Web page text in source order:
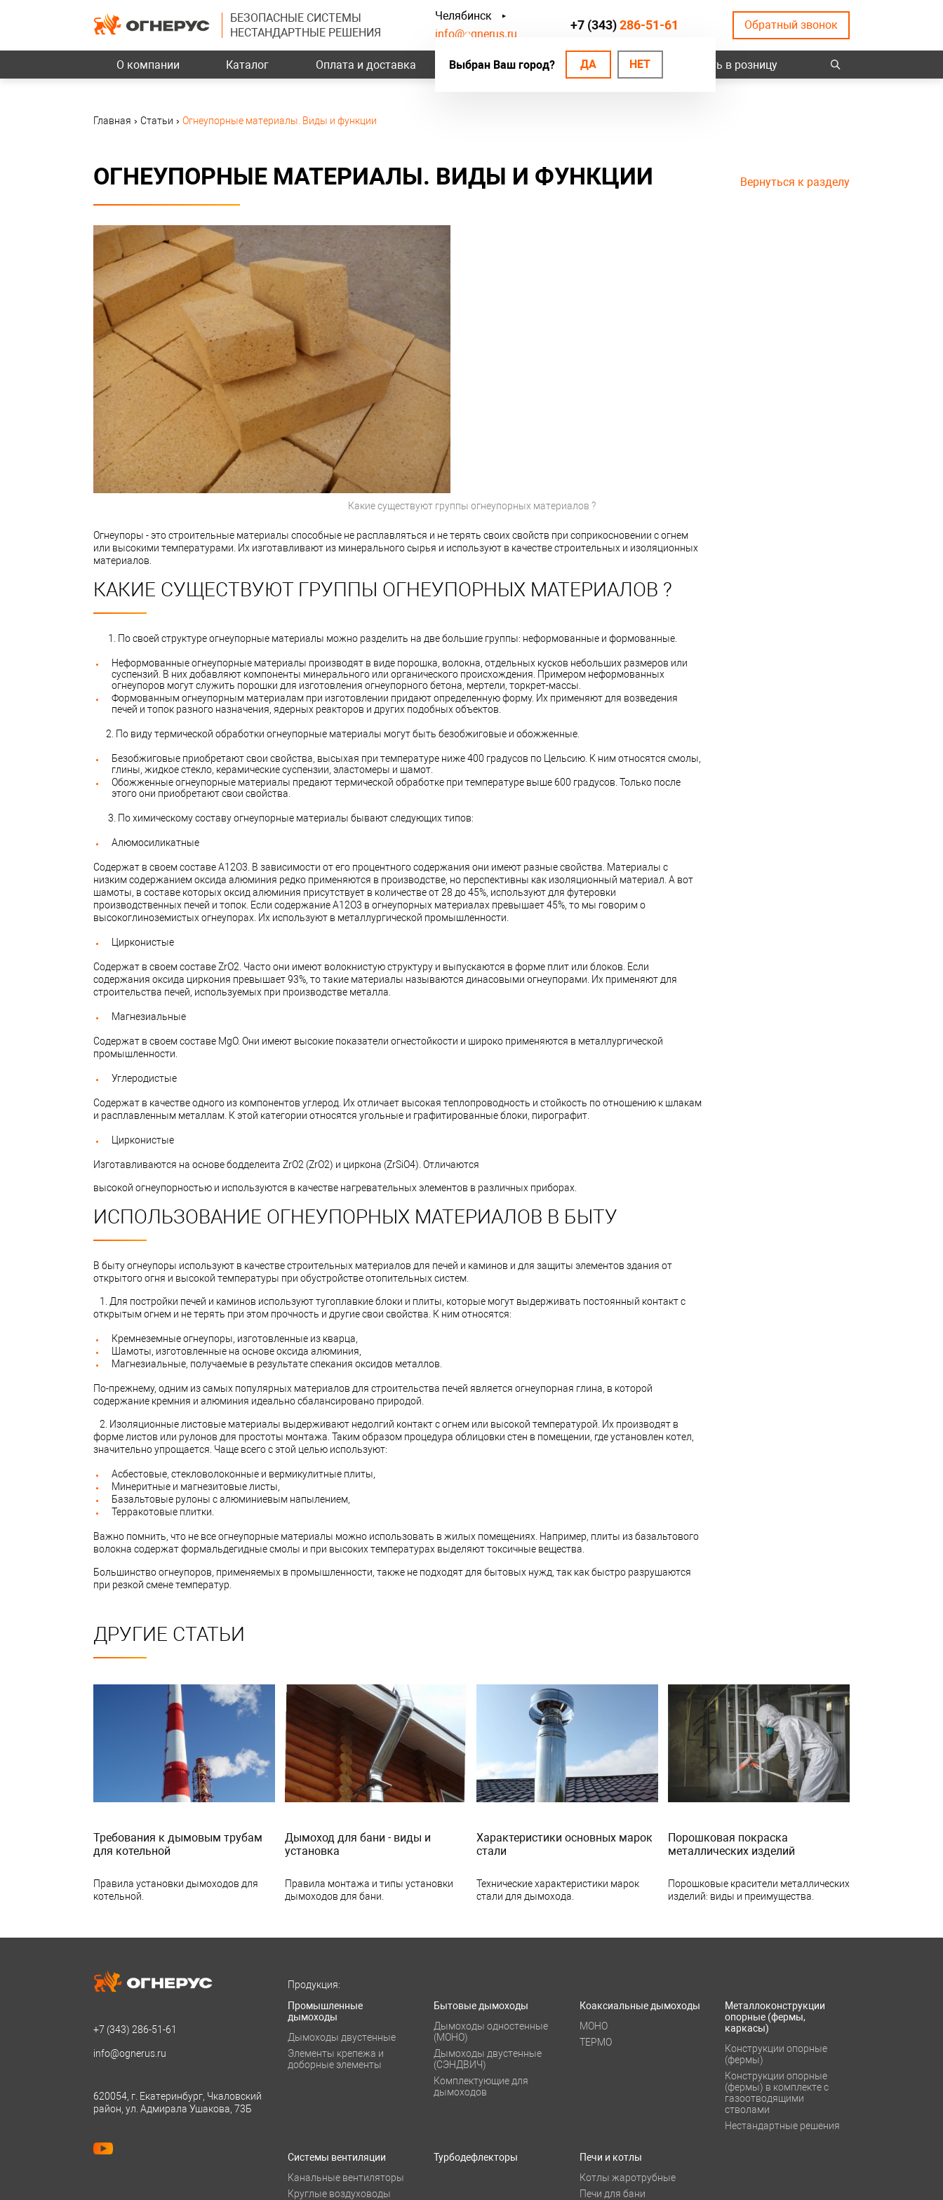
БЕЗОПАСНЫЕ СИСТЕМЫ
НЕСТАНДАРТНЫЕ РЕШЕНИЯ
Челябинск
Выбран Ваш город? ДА НЕТ
info@ognerus.ru
+7 (343)286-51-61 Обратный звонок
О компании Каталог Оплата и доставка Наши объекты Контакты Купить в розницу
Главная › Статьи › Огнеупорные материалы. Виды и функции
Вернуться к разделу
ОГНЕУПОРНЫЕ МАТЕРИАЛЫ. ВИДЫ И ФУНКЦИИ
Огнеупоры - это строительные материалы способные не расплавляться и не терять своих свойств при соприкосновении с огнем
или высокими температурами. Их изготавливают из минерального сырья и используют в качестве строительных и изоляционных
материалов.
КАКИЕ СУЩЕСТВУЮТ ГРУППЫ ОГНЕУПОРНЫХ МАТЕРИАЛОВ ?
1. По своей структуре огнеупорные материалы можно разделить на две большие группы: неформованные и формованные.
Неформованные огнеупорные материалы производят в виде порошка, волокна, отдельных кусков небольших размеров или
суспензий. В них добавляют компоненты минерального или органического происхождения. Примером неформованных
огнеупоров могут служить порошки для изготовления огнеупорного бетона, мертели, торкрет-массы.
Формованным огнеупорным материалам при изготовлении придают определенную форму. Их применяют для возведения
печей и топок разного назначения, ядерных реакторов и других подобных объектов.
2. По виду термической обработки огнеупорные материалы могут быть безобжиговые и обожженные.
Безобжиговые приобретают свои свойства, высыхая при температуре ниже 400 градусов по Цельсию. К ним относятся смолы,
глины, жидкое стекло, керамические суспензии, эластомеры и шамот.
Обожженные огнеупорные материалы предают термической обработке при температуре выше 600 градусов. Только после
этого они приобретают свои свойства.
3. По химическому составу огнеупорные материалы бывают следующих типов:
Алюмосиликатные
Содержат в своем составе А12О3. В зависимости от его процентного содержания они имеют разные свойства. Материалы с
низким содержанием оксида алюминия редко применяются в производстве, но перспективны как изоляционный материал. А вот
шамоты, в составе которых оксид алюминия присутствует в количестве от 28 до 45%, используют для футеровки
производственных печей и топок. Если содержание А12О3 в огнеупорных материалах превышает 45%, то мы говорим о
высокоглиноземистых огнеупорах. Их используют в металлургической промышленности.
Цирконистые
Содержат в своем составе ZrO2. Часто они имеют волокнистую структуру и выпускаются в форме плит или блоков. Если
содержания оксида циркония превышает 93%, то такие материалы называются динасовыми огнеупорами. Их применяют для
строительства печей, используемых при производстве металла.
Магнезиальные
Содержат в своем составе MgO. Они имеют высокие показатели огнестойкости и широко применяются в металлургической
промышленности.
Углеродистые
Содержат в качестве одного из компонентов углерод. Их отличает высокая теплопроводность и стойкость по отношению к шлакам
и расплавленным металлам. К этой категории относятся угольные и графитированные блоки, пирографит.
Цирконистые
Изготавливаются на основе бодделеита ZrO2 (ZrO2) и циркона (ZrSiO4). Отличаются
высокой огнеупорностью и используются в качестве нагревательных элементов в различных приборах.
ИСПОЛЬЗОВАНИЕ ОГНЕУПОРНЫХ МАТЕРИАЛОВ В БЫТУ
В быту огнеупоры используют в качестве строительных материалов для печей и каминов и для защиты элементов здания от
открытого огня и высокой температуры при обустройстве отопительных систем.
1. Для постройки печей и каминов используют тугоплавкие блоки и плиты, которые могут выдерживать постоянный контакт с
открытым огнем и не терять при этом прочность и другие свои свойства. К ним относятся:
Кремнеземные огнеупоры, изготовленные из кварца,
Шамоты, изготовленные на основе оксида алюминия,
Магнезиальные, получаемые в результате спекания оксидов металлов.
По-прежнему, одним из самых популярных материалов для строительства печей является огнеупорная глина, в которой
содержание кремния и алюминия идеально сбалансировано природой.
2. Изоляционные листовые материалы выдерживают недолгий контакт с огнем или высокой температурой. Их производят в
форме листов или рулонов для простоты монтажа. Таким образом процедура облицовки стен в помещении, где установлен котел,
значительно упрощается. Чаще всего с этой целью используют:
Асбестовые, стекловолоконные и вермикулитные плиты,
Минеритные и магнезитовые листы,
Базальтовые рулоны с алюминиевым напылением,
Терракотовые плитки.
Важно помнить, что не все огнеупорные материалы можно использовать в жилых помещениях. Например, плиты из базальтового
волокна содержат формальдегидные смолы и при высоких температурах выделяют токсичные вещества.
Большинство огнеупоров, применяемых в промышленности, также не подходят для бытовых нужд, так как быстро разрушаются
при резкой смене температур.
Какие существуют группы огнеупорных материалов ?
ДРУГИЕ СТАТЬИ
Требования к дымовым трубам
для котельной
Правила установки дымоходов для
котельной.
Дымоход для бани - виды и
установка
Правила монтажа и типы установки
дымоходов для бани.
Характеристики основных марок
стали
Технические характеристики марок
стали для дымохода.
Порошковая покраска
металлических изделий
Порошковые красители металлических
изделий: виды и преимущества.
+7 (343) 286-51-61
info@ognerus.ru
620054, г. Екатеринбург, Чкаловский
район, ул. Адмирала Ушакова, 73Б
Продукция:
Промышленные
дымоходы
Дымоходы двустенные
Элементы крепежа и
доборные элементы
Бытовые дымоходы
Дымоходы одностенные
(МОНО)
Дымоходы двустенные
(СЭНДВИЧ)
Комплектующие для
дымоходов
Коаксиальные дымоходы
МОНО
ТЕРМО
Металлоконструкции
опорные (фермы,
каркасы)
Конструкции опорные
(фермы)
Конструкции опорные
(фермы) в комплекте с
газоотводящими
стволами
Нестандартные решения
Системы вентиляции
Канальные вентиляторы
Круглые воздуховоды
Турбодефлекторы
Печи и котлы
Котлы жаротрубные
Печи для бани